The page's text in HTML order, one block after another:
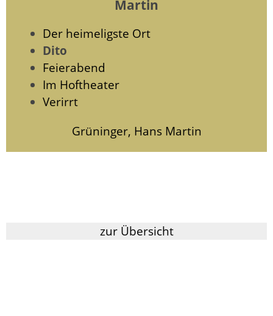
Martin
Der heimeligste Ort
Dito
Feierabend
Im Hoftheater
Verirrt
Grüninger, Hans Martin
zur Übersicht